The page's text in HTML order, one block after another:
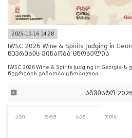
2025-10-16 14:28
IWSC 2026 Wine & Spirits Judging in
წევრების ვინაობა ცნობილია
IWSC 2026 Wine & Spirits Judging in
წევრების ვინაობა ცნობილია
აგვისტო 2026
კვი ორშ სამ ოთხ